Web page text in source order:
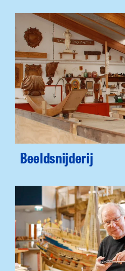
Beeldsnijderij